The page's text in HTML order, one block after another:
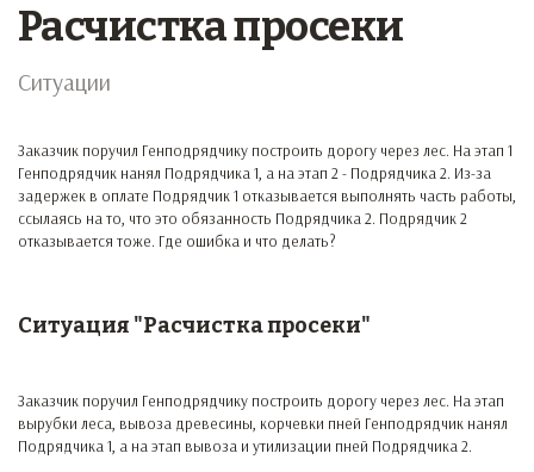
Расчистка просеки
Ситуации
Заказчик поручил Генподрядчику построить дорогу через лес. На этап 1
Генподрядчик нанял Подрядчика 1, а на этап 2 - Подрядчика 2. Из-за
задержек в оплате Подрядчик 1 отказывается выполнять часть работы,
ссылаясь на то, что это обязанность Подрядчика 2. Подрядчик 2
отказывается тоже. Где ошибка и что делать?
Ситуация "Расчистка просеки"
Заказчик поручил Генподрядчику построить дорогу через лес. На этап
вырубки леса, вывоза древесины, корчевки пней Генподрядчик нанял
Подрядчика 1, а на этап вывоза и утилизации пней Подрядчика 2.